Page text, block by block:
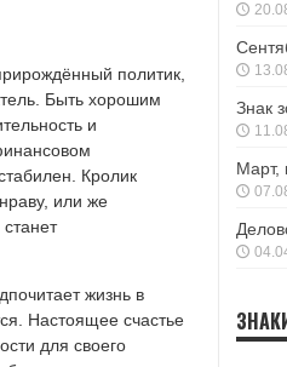
политик,
Быть хорошим
и
Кролик
или же
жизнь в
Настоящее счастье
для своего
Знак
Март,